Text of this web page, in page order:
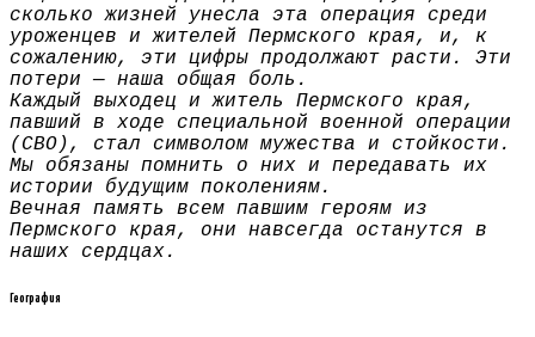
сколько жизней унесла эта операция среди
уроженцев и жителей Пермского края, и, к
сожалению, эти цифры продолжают расти. Эти
потери — наша общая боль.
Каждый выходец и житель Пермского края,
павший в ходе специальной военной операции
(СВО), стал символом мужества и стойкости.
Мы обязаны помнить о них и передавать их
истории будущим поколениям.
Вечная память всем павшим героям из
Пермского края, они навсегда останутся в
наших сердцах.
География